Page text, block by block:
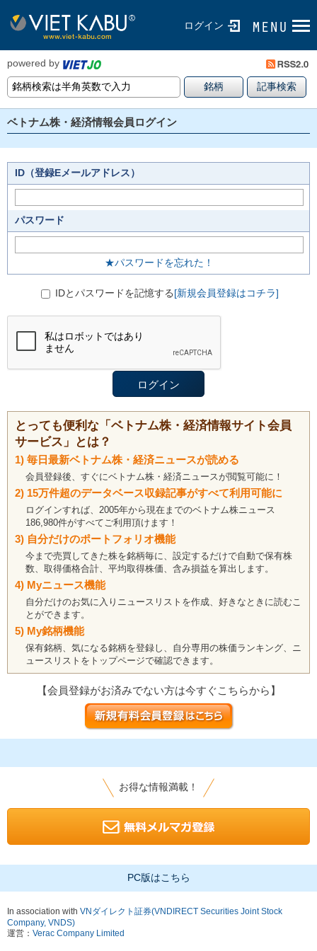
ログイン
powered by
ベトナム株・経済情報会員ログイン
ID（登録Eメールアドレス）
パスワード
★パスワードを忘れた！
IDとパスワードを記憶する[新規会員登録はコチラ]
とっても便利な「ベトナム株・経済情報サイト会員
サービス」とは？
1) 毎日最新ベトナム株・経済ニュースが読める
会員登録後、すぐにベトナム株・経済ニュースが閲覧可能に！
2) 15万件超のデータベース収録記事がすべて利用可能に
ログインすれば、2005年から現在までのベトナム株ニュース
186,980件がすべてご利用頂けます！
3) 自分だけのポートフォリオ機能
今まで売買してきた株を銘柄毎に、設定するだけで自動で保有株
数、取得価格合計、平均取得株価、含み損益を算出します。
4) Myニュース機能
自分だけのお気に入りニュースリストを作成、好きなときに読むこ
とができます。
5) My銘柄機能
保有銘柄、気になる銘柄を登録し、自分専用の株価ランキング、ニ
ュースリストをトップページで確認できます。
【会員登録がお済みでない方は今すぐこちらから】
お得な情報満載！
PC版はこちら
In association with VNダイレクト証券(VNDIRECT Securities Joint Stock
Company, VNDS)
運営： Verac Company Limited